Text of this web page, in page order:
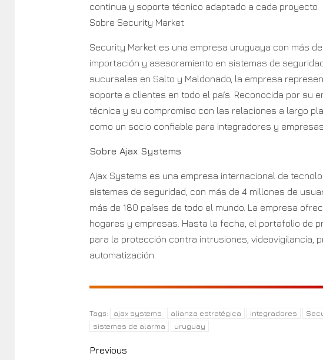
continua y soporte técnico adaptado a cada proyecto.
Sobre Security Market
Security Market es una empresa uruguaya con más
importación y asesoramiento en sistemas de
sucursales en Salto y Maldonado, la empresa
soporte a clientes en todo el país. Reconocida por su
técnica y su compromiso con las relaciones a largo
como un socio confiable para integradores y
Sobre Ajax Systems
Ajax Systems es una empresa internacional de
sistemas de seguridad, con más de 4 millones de
más de 180 países de todo el mundo. La empresa
hogares y empresas. Hasta la fecha, el portafolio de
para la protección contra intrusiones, videovigilancia,
automatización.
Tags: ajax systems alianza estratégica integradores
sistemas de alarma
uruguay
Previous